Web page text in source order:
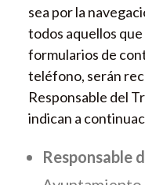
sea por la
todos aquellos
formularios de
teléfono, serán
Responsable del
indican a
Responsable